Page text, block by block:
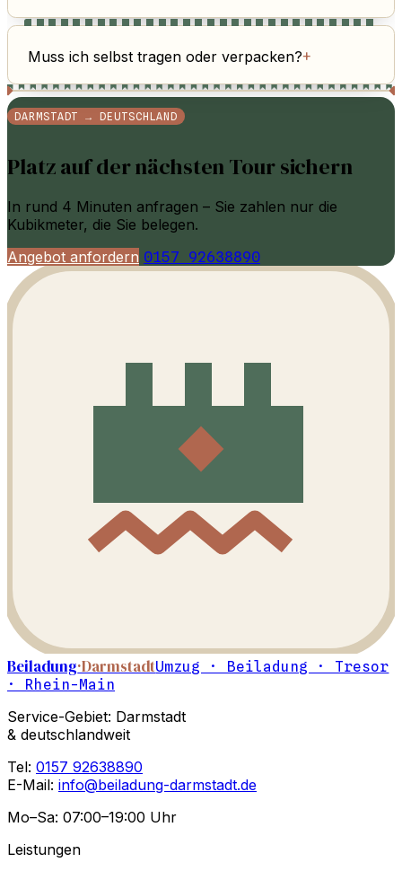
Muss ich selbst tragen oder verpacken?+
DARMSTADT → DEUTSCHLAND
Platz auf der nächsten Tour sichern
In rund 4 Minuten anfragen – Sie zahlen nur die
Kubikmeter, die Sie belegen.
Angebot anfordern 0157 92638890
Beiladung·DarmstadtUmzug · Beiladung · Tresor
· Rhein-Main
Service-Gebiet: Darmstadt
& deutschlandweit
Tel: 0157 92638890
E-Mail: info@beiladung-darmstadt.de
Mo–Sa: 07:00–19:00 Uhr
Leistungen